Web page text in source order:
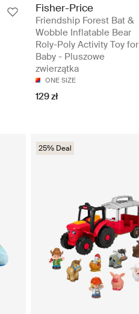
Fisher-Price
Friendship Forest Bat &
Wobble Inflatable Bear
Roly-Poly Activity Toy for
Baby - Pluszowe
zwierzątka
ONE SIZE
129 zł
25% Deal